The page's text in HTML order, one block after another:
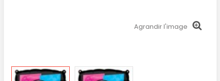
Agrandir l'image